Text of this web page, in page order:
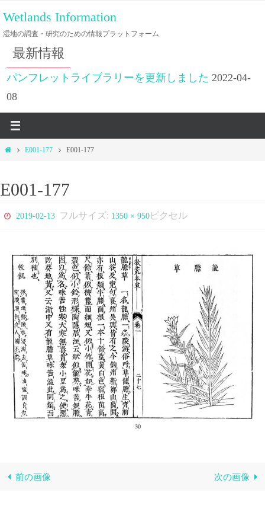
ン
テ
ツ
ス
プ
Wetlands Information
湿地の調査・研究のための情報プラットフォーム
最新情報
パンフレットライブラリーを更新しました 2022-04-
08
ホ
E001-177 E001-177
E001-177
2019-02-13 フルサイズ: 1350 × 950 ピクセル
前の画像 次の画像